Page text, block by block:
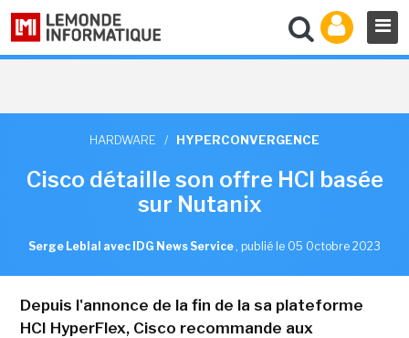
HARDWARE / HYPERCONVERGENCE
Cisco détaille son offre HCI basée
sur Nutanix
Serge Leblal avec IDG News Service , publié le 05 Octobre 2023
Depuis l'annonce de la fin de la sa plateforme
HCI HyperFlex, Cisco recommande aux